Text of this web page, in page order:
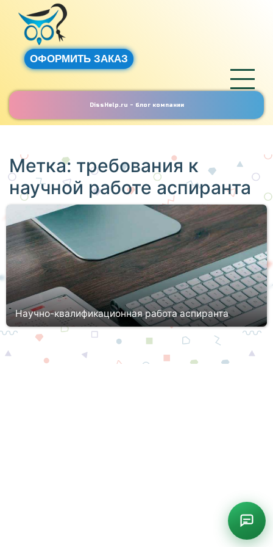
ОФОРМИТЬ ЗАКАЗ
DissHelp.ru - блог компании
Метка: требования к
научной работе аспиранта
Научно-квалификационная работа аспиранта
Аспирантура – третья ступень образования, которая
деятелей науки и подвижников научно-технического прогресса.